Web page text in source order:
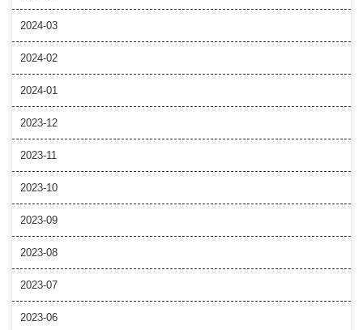
2024-03
2024-02
2024-01
2023-12
2023-11
2023-10
2023-09
2023-08
2023-07
2023-06